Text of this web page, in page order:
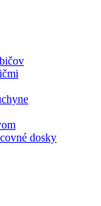
dosky